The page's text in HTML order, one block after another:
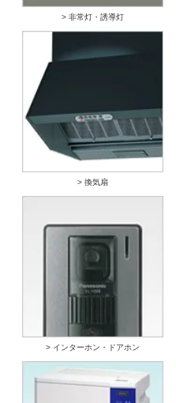
> 非常灯・誘導灯
> 換気扇
> インターホン・ドアホン